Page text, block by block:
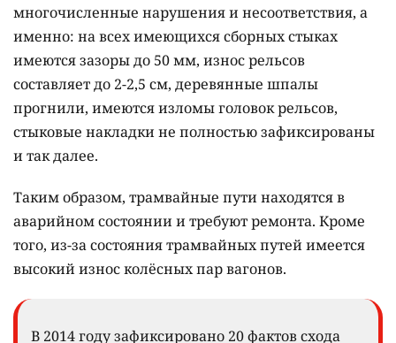
многочисленные нарушения и несоответствия, а
именно: на всех имеющихся сборных стыках
имеются зазоры до 50 мм, износ рельсов
составляет до 2-2,5 см, деревянные шпалы
прогнили, имеются изломы головок рельсов,
стыковые накладки не полностью зафиксированы
и так далее.
Таким образом, трамвайные пути находятся в
аварийном состоянии и требуют ремонта. Кроме
того, из-за состояния трамвайных путей имеется
высокий износ колёсных пар вагонов.
В 2014 году зафиксировано 20 фактов схода